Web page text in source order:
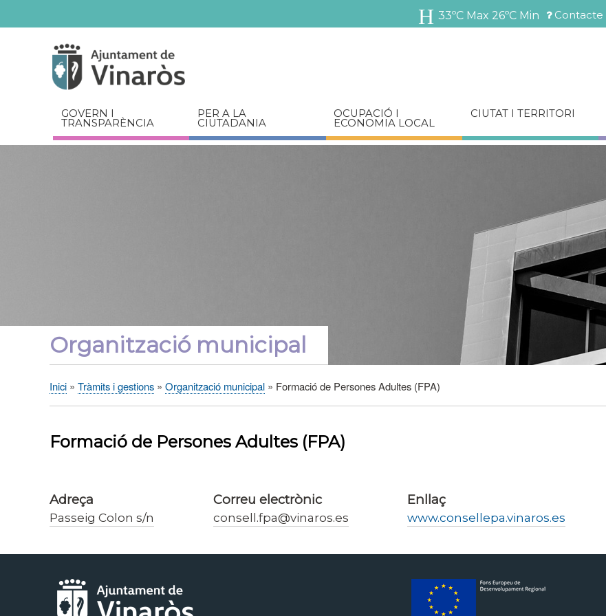
Vés
al
relacionats
Menú
Contacte
33ºC Max 26ºC Min
GOVERN I
TRANSPARÈNCIA
PER A LA
CIUTADANIA
OCUPACIÓ I
ECONOMIA LOCAL
CIUTAT I TERRITORI
Organització municipal
Fil
Inici Tràmits i gestions Organització municipal Formació de Persones Adultes (FPA)
Formació de Persones Adultes (FPA)
Adreça
Passeig Colon s/n
Correu electrònic
consell.fpa@vinaros.es
Enllaç
www.consellepa.vinaros.es